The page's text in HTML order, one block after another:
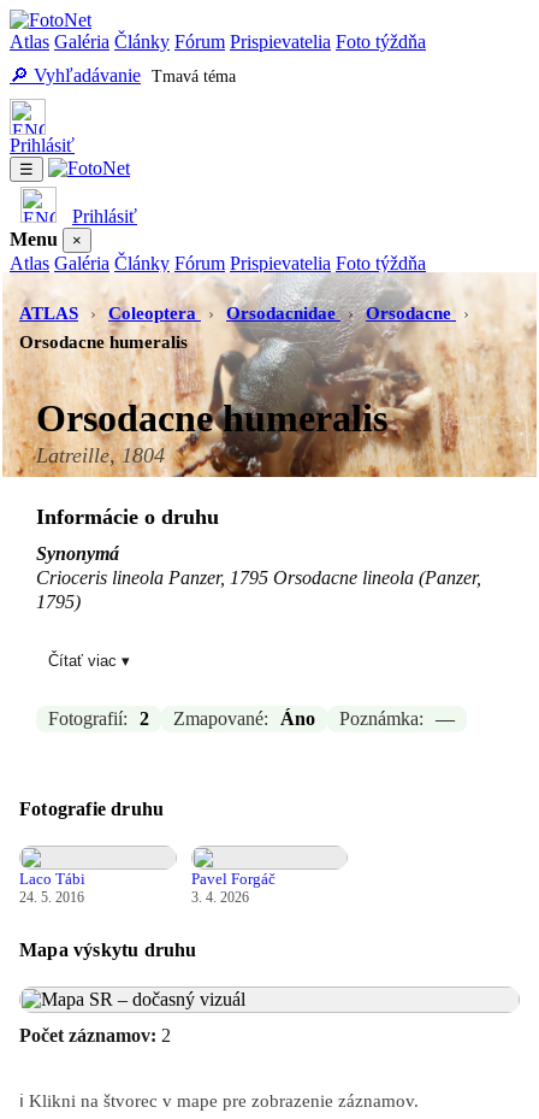
Atlas Galéria Články Fórum Prispievatelia Foto týždňa
🔎 Vyhľadávanie Tmavá téma
Prihlásiť
☰
Prihlásiť
Menu
×
Atlas Galéria Články Fórum Prispievatelia Foto týždňa
Tmavá téma
ATLAS
› Coleoptera › Orsodacnidae › Orsodacne
›
Orsodacne humeralis
Orsodacne humeralis
Latreille, 1804
Informácie o druhu
Synonymá
Crioceris lineola Panzer, 1795 Orsodacne lineola (Panzer,
1795)
Čítať viac ▾
Fotografií: 2 Zmapované: Áno Poznámka: —
Fotografie druhu
Laco Tábi
24. 5. 2016
Pavel Forgáč
3. 4. 2026
Mapa výskytu druhu
Počet záznamov: 2
ℹ️ Klikni na štvorec v mape pre zobrazenie záznamov.